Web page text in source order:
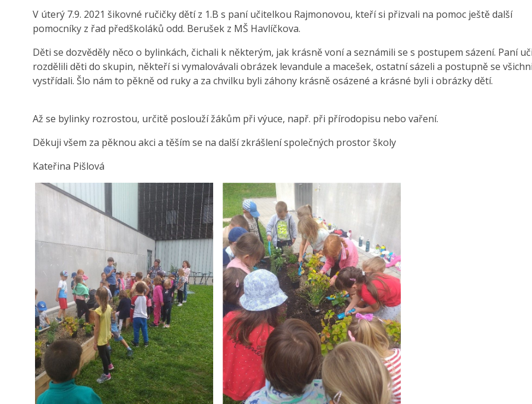
V úterý 7.9. 2021 šikovné ručičky dětí z 1.B s paní učitelkou Rajmonovou, kteří si přizvali na pomoc ještě další
pomocníky z řad předškoláků odd. Berušek z MŠ Havlíčkova.
Děti se dozvěděly něco o bylinkách, čichali k některým, jak krásně voní a seznámili se s postupem sázení. Paní
rozdělili děti do skupin, někteří si vymalovávali obrázek levandule a macešek, ostatní sázeli a postupně se všichni
vystřídali. Šlo nám to pěkně od ruky a za chvilku byli záhony krásně osázené a krásné byli i obrázky dětí.
Až se bylinky rozrostou, určitě poslouží žákům při výuce, např. při přírodopisu nebo vaření.
Děkuji všem za pěknou akci a těším se na další zkrášlení společných prostor školy
Kateřina Pišlová